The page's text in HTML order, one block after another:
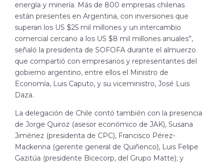
energía y minería. Más de 800 empresas chilenas
están presentes en Argentina, con inversiones que
superan los US $25 mil millones y un intercambio
comercial cercano a los US $8 mil millones anuales”,
señaló la presidenta de SOFOFA durante el almuerzo
que compartió con empresarios y representantes del
gobierno argentino, entre ellos el Ministro de
Economía, Luis Caputo, y su viceministro, José Luis
Daza.
La delegación de Chile contó también con la presencia
de Jorge Quiroz (asesor económico de JAK), Susana
Jiménez (presidenta de CPC), Francisco Pérez-
Mackenna (gerente general de Quiñenco), Luis Felipe
Gazitúa (presidente Bicecorp, del Grupo Matte); y